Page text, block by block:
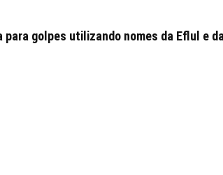
para golpes utilizando nomes da Eflul e